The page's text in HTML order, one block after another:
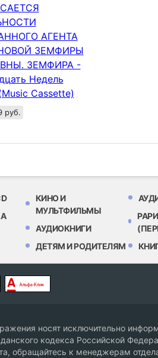
АГЕНТА
ЗЕМФИРЫ
ЗЕМФИРА -
Недель
Cassette)
руб.
КИНО И
МУЛЬТФИЛЬМЫ
АУДИОКНИГИ
ДЕТЯМ И РОДИТЕЛЯМ
носят исключительно
кодекса Российской
обращайтесь к менеджерам